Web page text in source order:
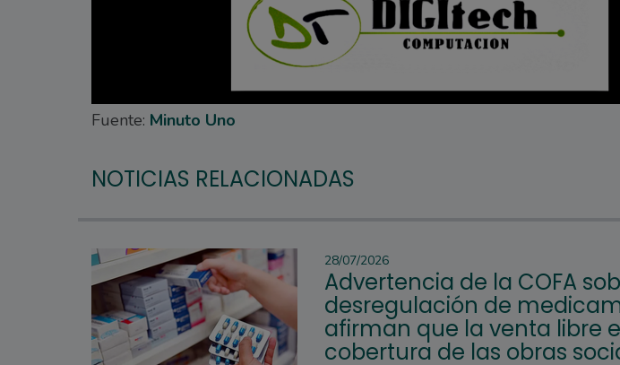
Fuente: Minuto Uno
NOTICIAS RELACIONADAS
28/07/2026
Advertencia de la COFA
desregulación de
afirman que la venta libre
cobertura de las obras